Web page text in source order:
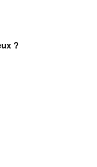
?